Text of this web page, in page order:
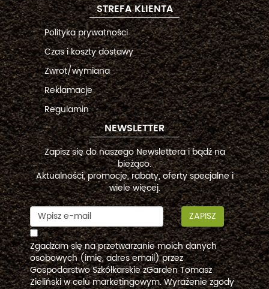
STREFA KLIENTA
Polityka prywatności
Czas i koszty dostawy
Zwrot/wymiana
Reklamacje
Regulamin
NEWSLETTER
Zapisz się do naszego Newslettera i bądź na
bieżąco.
Aktualności, promocje, rabaty, oferty specjalne i
wiele więcej.
ZAPISZ
Zgadzam się na przetwarzanie moich danych
osobowych (imię, adres email) przez
Gospodarstwo Szkółkarskie zGarden Tomasz
Zieliński w celu marketingowym. Wyrażenie zgody